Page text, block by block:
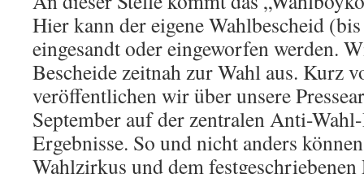
Hier kann der eigene Wahlbescheid
eingesandt oder eingeworfen werden.
Bescheide zeitnah zur Wahl aus. Kurz
veröffentlichen wir über unsere
September auf der zentralen Anti-
Ergebnisse. So und nicht anders
Wahlzirkus und dem festgeschriebenen